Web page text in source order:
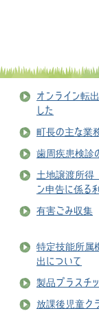
オンライン転
した
町長の主な業
歯周疾患検診
土地譲渡所得
ン申告に係る
有害ごみ収集
特定技能所属
出について
製品プラスチ
放課後児童ク